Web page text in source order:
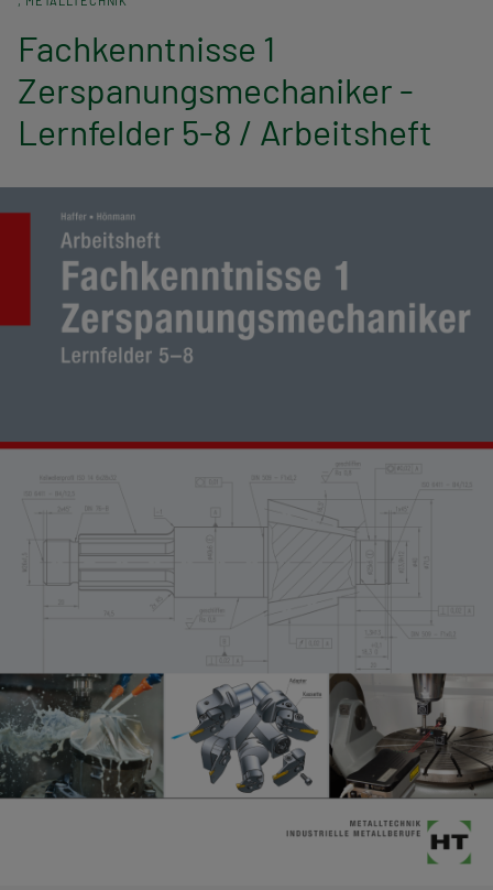
n
a
v
i
g
i
Fachkenntnisse 1
Zerspanungsmechaniker -
Lernfelder 5-8 / Arbeitsheft